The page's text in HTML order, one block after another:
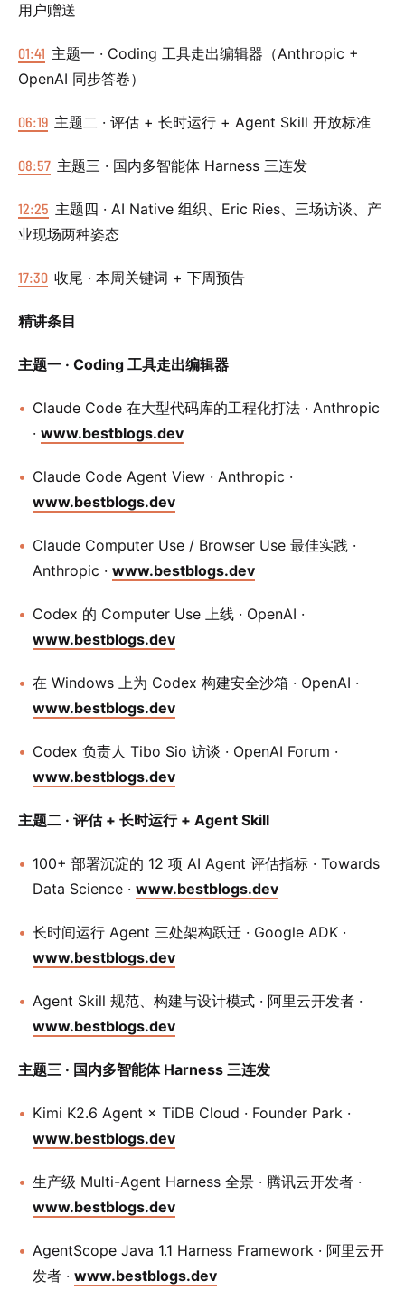
用户赠送
01:41 主题一 · Coding 工具走出编辑器（Anthropic +
OpenAI 同步答卷）
06:19 主题二 · 评估 + 长时运行 + Agent Skill 开放标准
08:57 主题三 · 国内多智能体 Harness 三连发
12:25 主题四 · AI Native 组织、Eric Ries、三场访谈、产
业现场两种姿态
17:30 收尾 · 本周关键词 + 下周预告
精讲条目
主题一 · Coding 工具走出编辑器
Claude Code 在大型代码库的工程化打法 · Anthropic
· www.bestblogs.dev
Claude Code Agent View · Anthropic ·
www.bestblogs.dev
Claude Computer Use / Browser Use 最佳实践 ·
Anthropic · www.bestblogs.dev
Codex 的 Computer Use 上线 · OpenAI ·
www.bestblogs.dev
在 Windows 上为 Codex 构建安全沙箱 · OpenAI ·
www.bestblogs.dev
Codex 负责人 Tibo Sio 访谈 · OpenAI Forum ·
www.bestblogs.dev
主题二 · 评估 + 长时运行 + Agent Skill
100+ 部署沉淀的 12 项 AI Agent 评估指标 · Towards
Data Science · www.bestblogs.dev
长时间运行 Agent 三处架构跃迁 · Google ADK ·
www.bestblogs.dev
Agent Skill 规范、构建与设计模式 · 阿里云开发者 ·
www.bestblogs.dev
主题三 · 国内多智能体 Harness 三连发
Kimi K2.6 Agent × TiDB Cloud · Founder Park ·
www.bestblogs.dev
生产级 Multi-Agent Harness 全景 · 腾讯云开发者 ·
www.bestblogs.dev
AgentScope Java 1.1 Harness Framework · 阿里云开
发者 · www.bestblogs.dev